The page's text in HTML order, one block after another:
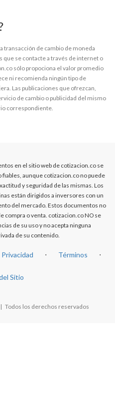
transacción de cambio de moneda
se contacte a través de internet o
sólo propociona el valor promedio
ni recomienda ningún tipo de
Las publicaciones que ofrezcan,
de cambio o publicidad del mismo
correspondiente.
en el sitio web de cotizacion.co se
aunque cotizacion.co no puede
y seguridad de las mismas. Los
están dirigidos a inversores con un
del mercado. Estos documentos no
compra o venta. cotizacion.co NO se
de su uso y no acepta ninguna
de su contenido.
Privacidad ⋅ Términos ⋅
Sitio
los derechos reservados